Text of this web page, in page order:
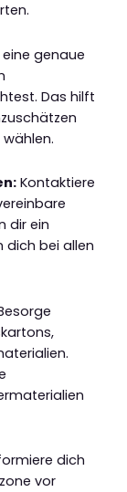
genaue
Das hilft
Kontaktiere
dir ein
dich bei allen
dich
vor